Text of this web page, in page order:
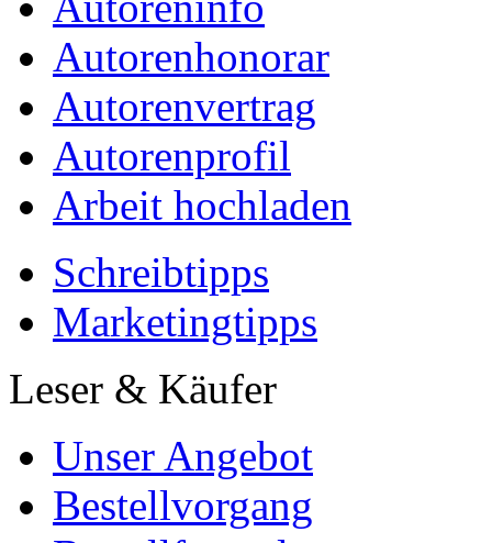
Autorenhonorar
Autorenvertrag
Autorenprofil
Arbeit hochladen
Schreibtipps
Marketingtipps
Leser & Käufer
Unser Angebot
Bestellvorgang